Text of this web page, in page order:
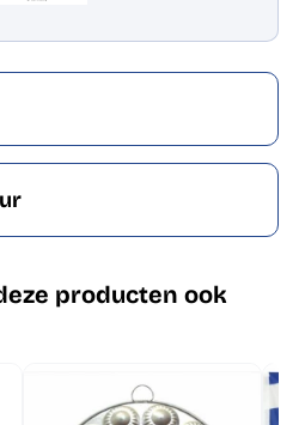
producten ook